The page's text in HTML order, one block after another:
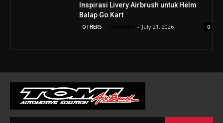
Inspirasi Livery Airbrush untuk Helm
Balap Go Kart
OTHERS - July 21, 2026 0